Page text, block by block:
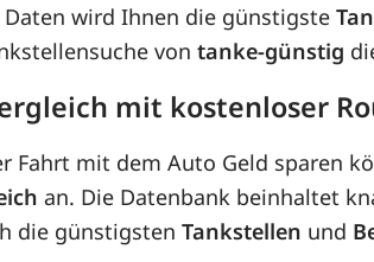
Daten wird Ihnen die günstigste
vontanke-günstig
mit kostenloser
Fahrt mit dem Auto Geld sparen
an. Die Datenbank beinhaltet
die günstigstenTankstellen und